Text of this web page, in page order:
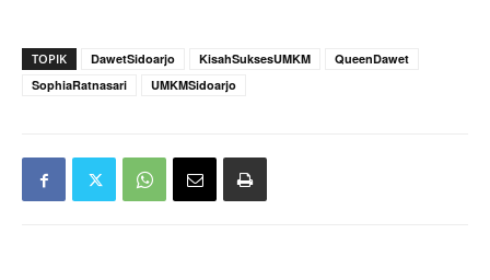
TOPIK DawetSidoarjo KisahSuksesUMKM
QueenDawet
SophiaRatnasari
UMKMSidoarjo